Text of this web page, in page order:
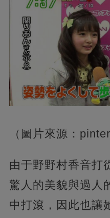
（圖片來源：
由于野野村香音打
驚人的美貌與過人
中打滾，因此也讓